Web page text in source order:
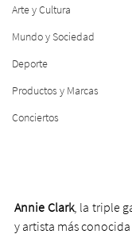
Arte y Cultura
Mundo y Sociedad
Deporte
Productos y Marcas
Conciertos
Annie Clark, la triple
y artista más